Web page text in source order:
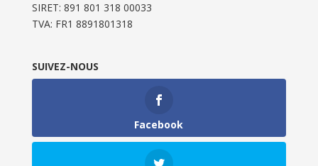
SIRET: 891 801 318 00033
TVA: FR1 8891801318
SUIVEZ-NOUS
Facebook